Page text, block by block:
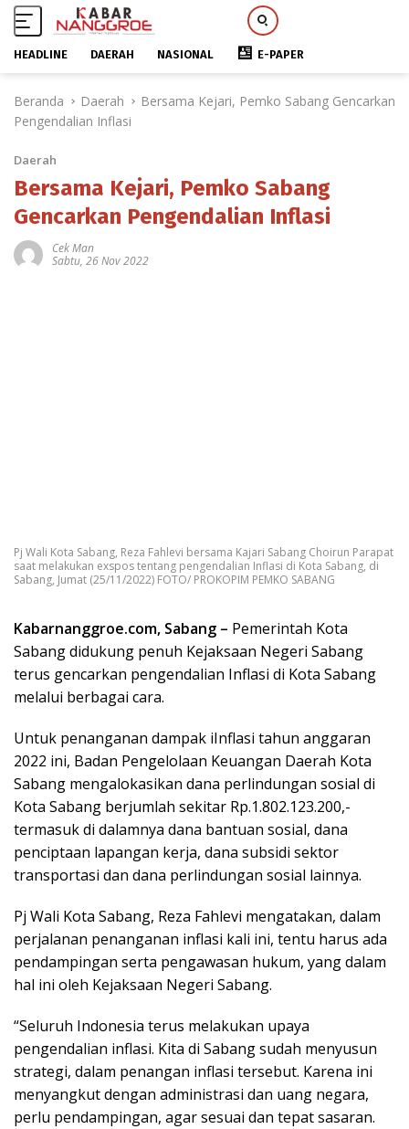
HEADLINE DAERAH NASIONAL E-PAPER
Beranda Daerah
Bersama Kejari, Pemko Sabang Gencarkan
Pengendalian Inflasi
Daerah
Bersama Kejari, Pemko Sabang
Gencarkan Pengendalian Inflasi
Cek Man
Sabtu, 26 Nov 2022
Pj Wali Kota Sabang, Reza Fahlevi bersama Kajari Sabang Choirun Parapat
saat melakukan exspos tentang pengendalian Inflasi di Kota Sabang, di
Sabang, Jumat (25/11/2022) FOTO/ PROKOPIM PEMKO SABANG
Kabarnanggroe.com, Sabang – Pemerintah Kota
Sabang didukung penuh Kejaksaan Negeri Sabang
terus gencarkan pengendalian Inflasi di Kota Sabang
melalui berbagai cara.
Untuk penanganan dampak iInflasi tahun anggaran
2022 ini, Badan Pengelolaan Keuangan Daerah Kota
Sabang mengalokasikan dana perlindungan sosial di
Kota Sabang berjumlah sekitar Rp.1.802.123.200,-
termasuk di dalamnya dana bantuan sosial, dana
penciptaan lapangan kerja, dana subsidi sektor
transportasi dan dana perlindungan sosial lainnya.
Pj Wali Kota Sabang, Reza Fahlevi mengatakan, dalam
perjalanan penanganan inflasi kali ini, tentu harus ada
pendampingan serta pengawasan hukum, yang dalam
hal ini oleh Kejaksaan Negeri Sabang.
“Seluruh Indonesia terus melakukan upaya
pengendalian inflasi. Kita di Sabang sudah menyusun
strategi, dalam penangan inflasi tersebut. Karena ini
menyangkut dengan administrasi dan uang negara,
perlu pendampingan, agar sesuai dan tepat sasaran.